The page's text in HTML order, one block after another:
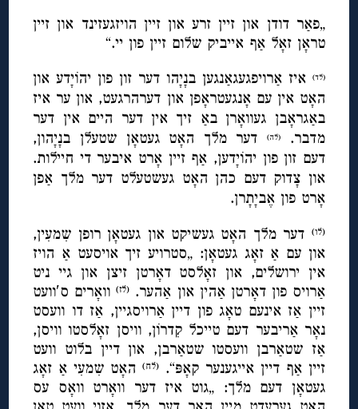
„פאַר דודן און זיין זרע און זיין הויזגעזינד און זיין
טראָן זאָל אַף אייביק שלום זיין פון יי.“
(לד)
איז אַרויפגעגאַנגען בנָיָהו דער זון פון יהוֹיָדע און
האָט אין עם אָנגעטראָפן און דערהרגעט, און ער איז
באַגראָבן געוואָרן באַ זיך אין דער היים אין דער
מדבר.
(לה)דער מלך האָט געטאָן שטעלן בנָיָהון,
דעם זון פון יהוֹיָדען, אַף זיין אָרט איבער די חיילות.
און צָדוק דעם כהן האָט געשטעלט דער מלך אַפן
אָרט פון אֶביָתָרן.
(לו) דער מלך האָט געשיקט און געטאָן רופן שִמעִין,
און עם אַ זאָג געטאָן: „סטרויע זיך אויסעט אַ הויז
אין ירושלים, און זאָלסט דאָרטן זיצן און גיי ניט
אַרויס פון דאָרטן אַהין און אַהער. (לז)וואָרים ס′וועט
זיין אַז אינעם טאָג פון דיין אַרויסגיין, אַז דו וועסט
נאָר אַריבער דעם טייכל קִדרוֹן, וויסן זאָלסטו וויסן,
אַז שטאַרבן וועסטו שטאַרבן, און דיין בלוט וועט
זיין אַף דיין אייגענער קאָפּ“. (לח)האָט שִמעִי אַ זאָג
געטאָן דעם מלך: „גוט איז דער וואָרט וואָס עס